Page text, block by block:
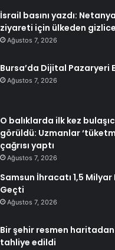
İsrail basını yazdı:
ziyareti için ülkeden gizlice
Ağustos 7, 2026
Bursa’da Dijital Pazaryeri
Ağustos 7, 2026
O balıklarda ilk kez
görüldü: Uzmanlar
çağrısı yaptı
Ağustos 7, 2026
Samsun İhracatı 1,5 Milyar
Geçti
Ağustos 7, 2026
Bir şehir resmen
tahliye edildi